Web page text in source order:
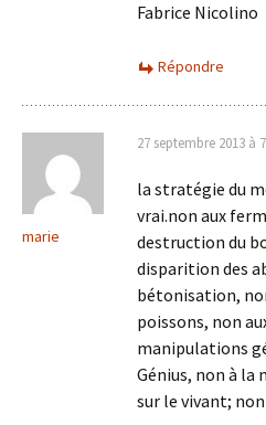
Fabrice Nicolino
Répondre
marie
27 septembre 2013 à
la stratégie du
vrai.non aux
destruction du
disparition des
bétonisation,
poissons, non
manipulations
Génius, non à la
sur le vivant;